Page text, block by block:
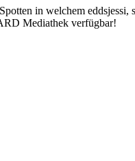
in welchem
Mediathek verfügbar!